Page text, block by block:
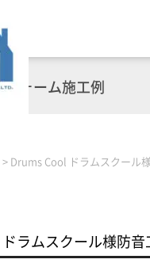
フォーム施工例
> Drums Cool ドラムスクール
ラムスクール様防音